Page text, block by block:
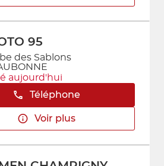
95
des Sablons
aujourd'hui
Téléphone
Voir plus